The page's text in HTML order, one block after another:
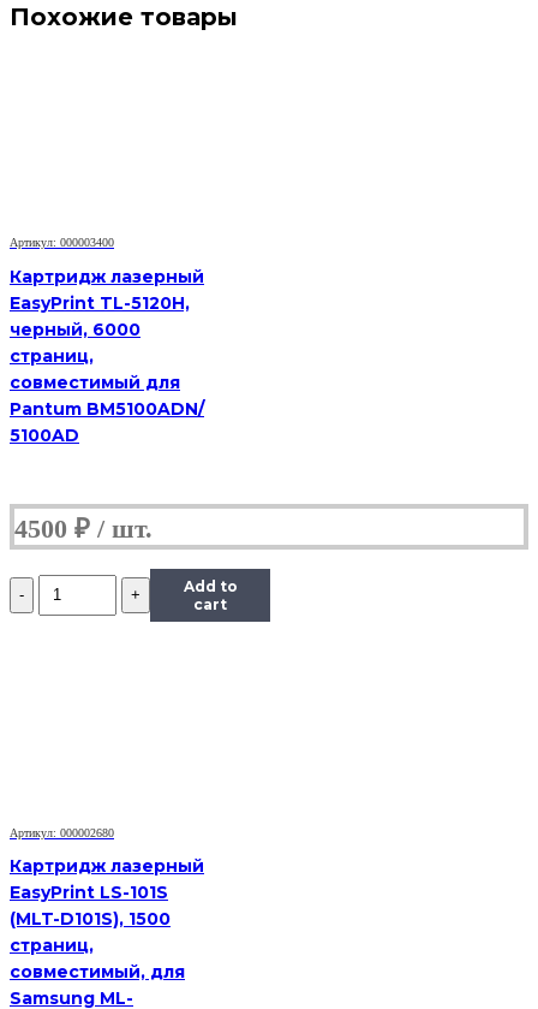
Похожие товары
Артикул: 000003400
Картридж лазерный
EasyPrint TL-5120H,
черный, 6000
страниц,
совместимый для
Pantum BM5100ADN/
5100AD
4500 ₽
Количество
Картридж
Add to
cart
Артикул: 000002680
Картридж лазерный
EasyPrint LS-101S
(MLT-D101S), 1500
страниц,
совместимый, для
Samsung ML-